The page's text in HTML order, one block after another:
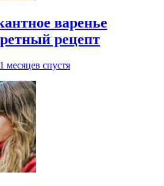
варенье
рецепт
месяцев спустя